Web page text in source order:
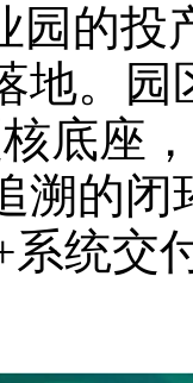
园的投
地。园
底座
溯的闭
统交